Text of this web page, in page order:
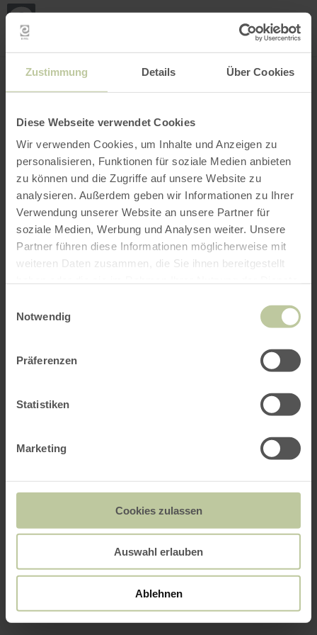
Zustimmung Details Über Cookies
Diese Webseite verwendet Cookies
Wir verwenden Cookies, um Inhalte und Anzeigen zu
personalisieren, Funktionen für soziale Medien anbieten
zu können und die Zugriffe auf unsere Website zu
analysieren. Außerdem geben wir Informationen zu Ihrer
Verwendung unserer Website an unsere Partner für
soziale Medien, Werbung und Analysen weiter. Unsere
Partner führen diese Informationen möglicherweise mit
weiteren Daten zusammen, die Sie ihnen bereitgestellt
Notwendig
Präferenzen
Statistiken
Marketing
Cookies zulassen
Auswahl erlauben
Ablehnen
INTERACTIEVE KAART
Mijn
Filter openen